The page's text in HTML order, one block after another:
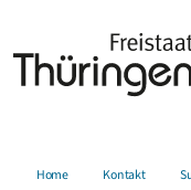
Home Kontakt